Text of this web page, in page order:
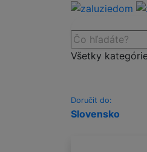
Všetky
Doručit do:
Slovensko